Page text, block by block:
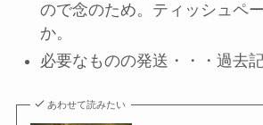
ので念のため。ティッシュペ
か。
必要なものの発送・・・過去
あわせて読みたい